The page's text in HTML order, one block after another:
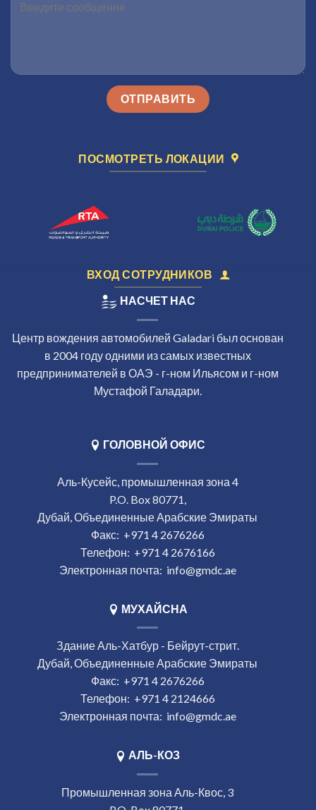
ПОСМОТРЕТЬ ЛОКАЦИИ
ВХОД СОТРУДНИКОВ
НАСЧЕТ НАС
Центр вождения автомобилей Galadari был основан
в 2004 году одними из самых известных
предпринимателей в ОАЭ - г-ном Ильясом и г-ном
Мустафой Галадари.
ГОЛОВНОЙ ОФИС
Аль-Кусейс, промышленная зона 4
P.O. Box 80771,
Дубай, Объединенные Арабские Эмираты
Факс: +971 4 2676266
Телефон: +971 4 2676166
Электронная почта: info@gmdc.ae
МУХАЙСНА
Здание Аль-Хатбур - Бейрут-стрит.
Дубай, Объединенные Арабские Эмираты
Факс: +971 4 2676266
Телефон: +971 4 2124666
Электронная почта: info@gmdc.ae
АЛЬ-КОЗ
Промышленная зона Аль-Квос, 3